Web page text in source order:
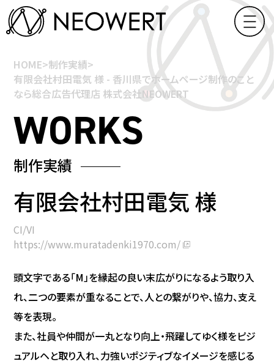
HOME>制作実績>
有限会社村田電気 様 - 香川県でホームページ制作のこと
なら総合広告代理店 株式会社NEOWERT
制作実績
有限会社村田電気 様
CI/VI
https://www.muratadenki1970.com/
頭文字である「M」を縁起の良い末広がりになるよう取り入
れ、二つの要素が重なることで、人との繋がりや、協力、支え
等を表現。
また、社員や仲間が一丸となり向上・飛躍してゆく様をピジ
ュアルヘと取り入れ、力強いポジティブなイメージを感じる